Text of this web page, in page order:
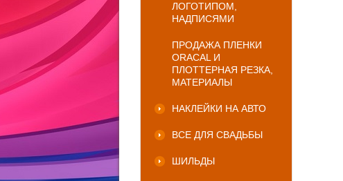
ЛОГОТИПОМ,
НАДПИСЯМИ
ПРОДАЖА ПЛЕНКИ
ORACAL И
ПЛОТТЕРНАЯ РЕЗКА,
МАТЕРИАЛЫ
НАКЛЕЙКИ НА АВТО
ВСЕ ДЛЯ СВАДЬБЫ
ШИЛЬДЫ